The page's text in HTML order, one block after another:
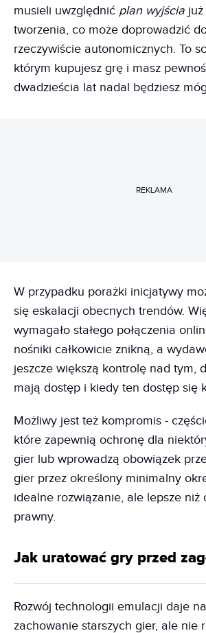
musieli uwzględnić plan wyjścia
tworzenia, co może doprowadzić
rzeczywiście autonomicznych. To
którym kupujesz grę i masz
dwadzieścia lat nadal będziesz
REKLAMA
W przypadku porażki inicjatywy
się eskalacji obecnych trendów.
wymagało stałego połączenia
nośniki całkowicie znikną, a
jeszcze większą kontrolę nad tym,
mają dostęp i kiedy ten dostęp się
Możliwy jest też kompromis -
które zapewnią ochronę dla
gier lub wprowadzą obowiązek
gier przez określony minimalny
idealne rozwiązanie, ale lepsze niż
prawny.
Jak uratować gry przed
Rozwój technologii emulacji daje
zachowanie starszych gier, ale nie